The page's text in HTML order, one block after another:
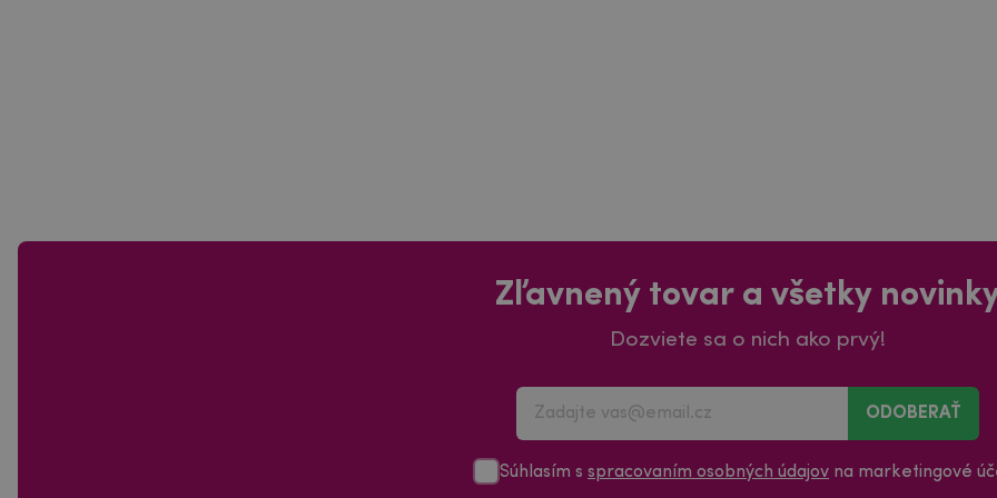
Zľavnený tovar a všetky
Dozviete sa o nich ako prvý!
ODOBERAŤ
Súhlasím s spracovaním osobných údajov na marketingové